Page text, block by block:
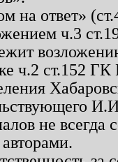
на ответ»
ч.3
ч.2 ст.152
не